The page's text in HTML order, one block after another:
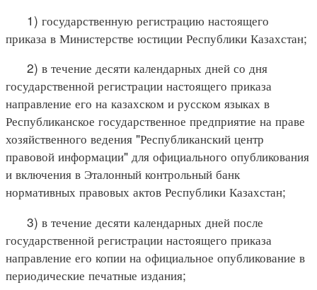
1) государственную регистрацию настоящего
приказа в Министерстве юстиции Республики Казахстан;
2) в течение десяти календарных дней со дня
государственной регистрации настоящего приказа
направление его на казахском и русском языках в
Республиканское государственное предприятие на праве
хозяйственного ведения "Республиканский центр
правовой информации" для официального опубликования
и включения в Эталонный контрольный банк
нормативных правовых актов Республики Казахстан;
3) в течение десяти календарных дней после
государственной регистрации настоящего приказа
направление его копии на официальное опубликование в
периодические печатные издания;